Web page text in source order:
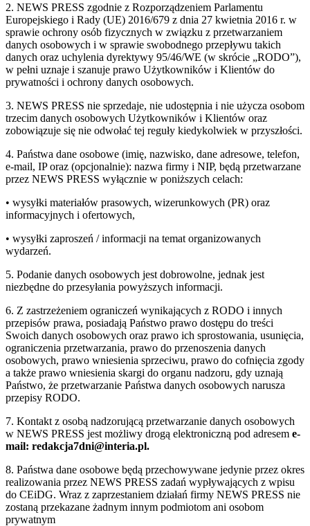
2. NEWS PRESS zgodnie z Rozporządzeniem Parlamentu
Europejskiego i Rady (UE) 2016/679 z dnia 27 kwietnia 2016 r. w
sprawie ochrony osób fizycznych w związku z przetwarzaniem
danych osobowych i w sprawie swobodnego przepływu takich
danych oraz uchylenia dyrektywy 95/46/WE (w skrócie „RODO”),
w pełni uznaje i szanuje prawo Użytkowników i Klientów do
prywatności i ochrony danych osobowych.
3. NEWS PRESS nie sprzedaje, nie udostępnia i nie użycza osobom
trzecim danych osobowych Użytkowników i Klientów oraz
zobowiązuje się nie odwołać tej reguły kiedykolwiek w przyszłości.
4. Państwa dane osobowe (imię, nazwisko, dane adresowe, telefon,
e-mail, IP oraz (opcjonalnie): nazwa firmy i NIP, będą przetwarzane
przez NEWS PRESS wyłącznie w poniższych celach:
• wysyłki materiałów prasowych, wizerunkowych (PR) oraz
informacyjnych i ofertowych,
• wysyłki zaproszeń / informacji na temat organizowanych
wydarzeń.
5. Podanie danych osobowych jest dobrowolne, jednak jest
niezbędne do przesyłania powyższych informacji.
6. Z zastrzeżeniem ograniczeń wynikających z RODO i innych
przepisów prawa, posiadają Państwo prawo dostępu do treści
Swoich danych osobowych oraz prawo ich sprostowania, usunięcia,
ograniczenia przetwarzania, prawo do przenoszenia danych
osobowych, prawo wniesienia sprzeciwu, prawo do cofnięcia zgody
a także prawo wniesienia skargi do organu nadzoru, gdy uznają
Państwo, że przetwarzanie Państwa danych osobowych narusza
przepisy RODO.
7. Kontakt z osobą nadzorującą przetwarzanie danych osobowych
w NEWS PRESS jest możliwy drogą elektroniczną pod adresem e-
mail: redakcja7dni@interia.pl.
8. Państwa dane osobowe będą przechowywane jedynie przez okres
realizowania przez NEWS PRESS zadań wypływających z wpisu
do CEiDG. Wraz z zaprzestaniem działań firmy NEWS PRESS nie
zostaną przekazane żadnym innym podmiotom ani osobom
prywatnym